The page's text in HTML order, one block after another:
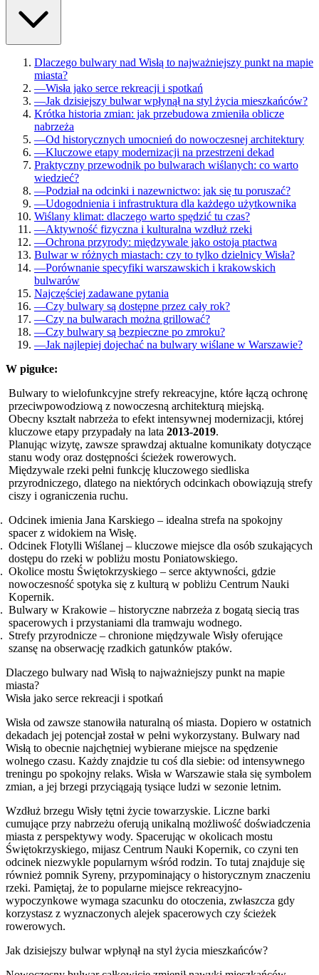
Dlaczego bulwary nad Wisłą to najważniejszy punkt na mapie
miasta?
—Wisła jako serce rekreacji i spotkań
—Jak dzisiejszy bulwar wpłynął na styl życia mieszkańców?
Krótka historia zmian: jak przebudowa zmieniła oblicze
nabrzeża
—Od historycznych umocnień do nowoczesnej architektury
—Kluczowe etapy modernizacji na przestrzeni dekad
Praktyczny przewodnik po bulwarach wiślanych: co warto
wiedzieć?
—Podział na odcinki i nazewnictwo: jak się tu poruszać?
—Udogodnienia i infrastruktura dla każdego użytkownika
Wiślany klimat: dlaczego warto spędzić tu czas?
—Aktywność fizyczna i kulturalna wzdłuż rzeki
—Ochrona przyrody: międzywale jako ostoja ptactwa
Bulwar w różnych miastach: czy to tylko dzielnicy Wisła?
—Porównanie specyfiki warszawskich i krakowskich
bulwarów
Najczęściej zadawane pytania
—Czy bulwary są dostępne przez cały rok?
—Czy na bulwarach można grillować?
—Czy bulwary są bezpieczne po zmroku?
—Jak najlepiej dojechać na bulwary wiślane w Warszawie?
W pigułce:
Bulwary to wielofunkcyjne strefy rekreacyjne, które łączą ochronę
przeciwpowodziową z nowoczesną architekturą miejską.
Obecny kształt nabrzeża to efekt intensywnej modernizacji, której
kluczowe etapy przypadały na lata 2013-2019.
Planując wizytę, zawsze sprawdzaj aktualne komunikaty dotyczące
stanu wody oraz dostępności ścieżek rowerowych.
Międzywale rzeki pełni funkcję kluczowego siedliska
przyrodniczego, dlatego na niektórych odcinkach obowiązują strefy
ciszy i ograniczenia ruchu.
Odcinek imienia Jana Karskiego – idealna strefa na spokojny
spacer z widokiem na Wisłę.
Odcinek Flotylli Wiślanej – kluczowe miejsce dla osób szukających
dostępu do rzeki w pobliżu mostu Poniatowskiego.
Okolice mostu Świętokrzyskiego – serce aktywności, gdzie
nowoczesność spotyka się z kulturą w pobliżu Centrum Nauki
Kopernik.
Bulwary w Krakowie – historyczne nabrzeża z bogatą siecią tras
spacerowych i przystaniami dla tramwaju wodnego.
Strefy przyrodnicze – chronione międzywale Wisły oferujące
szansę na obserwację rzadkich gatunków ptaków.
Dlaczego bulwary nad Wisłą to najważniejszy punkt na mapie
miasta?
Wisła jako serce rekreacji i spotkań
Wisła od zawsze stanowiła naturalną oś miasta. Dopiero w ostatnich
dekadach jej potencjał został w pełni wykorzystany. Bulwary nad
Wisłą to obecnie najchętniej wybierane miejsce na spędzenie
wolnego czasu. Każdy znajdzie tu coś dla siebie: od intensywnego
treningu po spokojny relaks. Wisła w Warszawie stała się symbolem
zmian, a jej brzegi przyciągają tysiące ludzi w sezonie letnim.
Wzdłuż brzegu Wisły tętni życie towarzyskie. Liczne barki
cumujące przy nabrzeżu oferują unikalną możliwość doświadczenia
miasta z perspektywy wody. Spacerując w okolicach mostu
Świętokrzyskiego, mijasz Centrum Nauki Kopernik, co czyni ten
odcinek niezwykle popularnym wśród rodzin. To tutaj znajduje się
również pomnik Syreny, przypominający o historycznym znaczeniu
rzeki. Pamiętaj, że to popularne miejsce rekreacyjno-
wypoczynkowe wymaga szacunku do otoczenia, zwłaszcza gdy
korzystasz z wyznaczonych alejek spacerowych czy ścieżek
rowerowych.
Jak dzisiejszy bulwar wpłynął na styl życia mieszkańców?